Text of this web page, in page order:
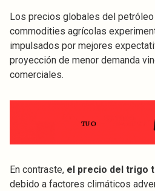
Los precios globales del
commodities agrícolas
impulsados por mejores
proyección de menor demanda
comerciales.
En contraste, el precio del trigo
debido a factores climáticos